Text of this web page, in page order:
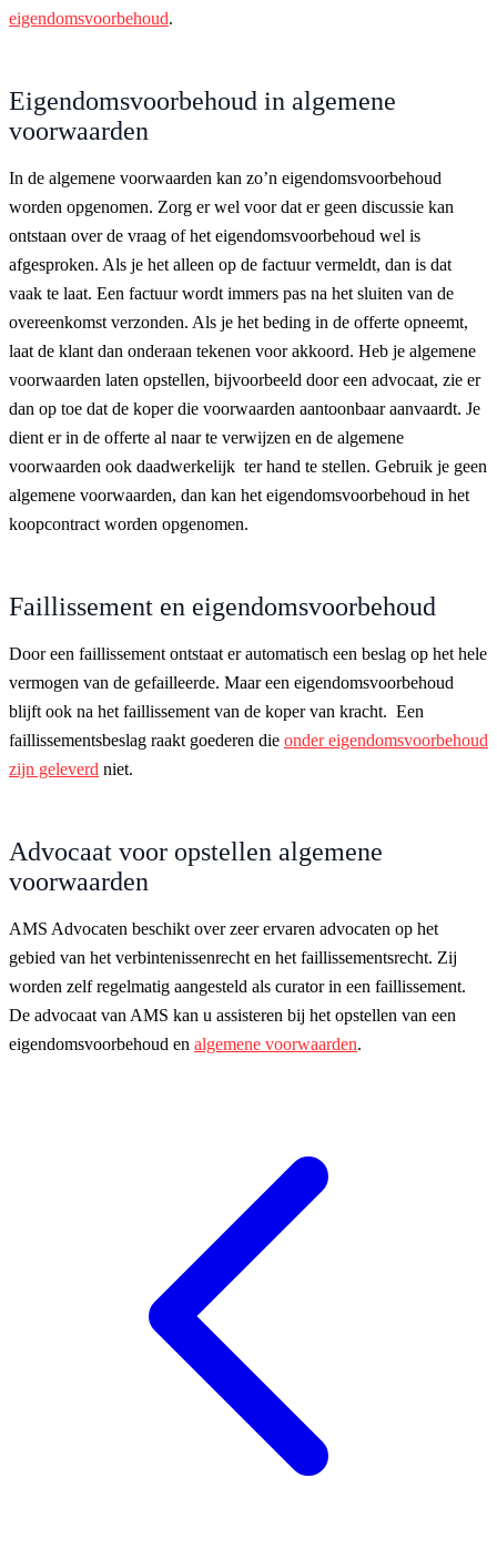
eigendomsvoorbehoud.
Eigendomsvoorbehoud in algemene
voorwaarden
In de algemene voorwaarden kan zo’n eigendomsvoorbehoud
worden opgenomen. Zorg er wel voor dat er geen discussie kan
ontstaan over de vraag of het eigendomsvoorbehoud wel is
afgesproken. Als je het alleen op de factuur vermeldt, dan is dat
vaak te laat. Een factuur wordt immers pas na het sluiten van de
overeenkomst verzonden. Als je het beding in de offerte opneemt,
laat de klant dan onderaan tekenen voor akkoord. Heb je algemene
voorwaarden laten opstellen, bijvoorbeeld door een advocaat, zie er
dan op toe dat de koper die voorwaarden aantoonbaar aanvaardt. Je
dient er in de offerte al naar te verwijzen en de algemene
voorwaarden ook daadwerkelijk ter hand te stellen. Gebruik je geen
algemene voorwaarden, dan kan het eigendomsvoorbehoud in het
koopcontract worden opgenomen.
Faillissement en eigendomsvoorbehoud
Door een faillissement ontstaat er automatisch een beslag op het hele
vermogen van de gefailleerde. Maar een eigendomsvoorbehoud
blijft ook na het faillissement van de koper van kracht. Een
faillissementsbeslag raakt goederen die onder eigendomsvoorbehoud
zijn geleverd niet.
Advocaat voor opstellen algemene
voorwaarden
AMS Advocaten beschikt over zeer ervaren advocaten op het
gebied van het verbintenissenrecht en het faillissementsrecht. Zij
worden zelf regelmatig aangesteld als curator in een faillissement.
De advocaat van AMS kan u assisteren bij het opstellen van een
eigendomsvoorbehoud en algemene voorwaarden.